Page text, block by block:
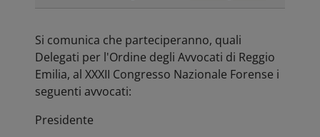
Si comunica che parteciperanno, quali
Delegati per l'Ordine degli Avvocati di Reggio
Emilia, al XXXII Congresso Nazionale Forense i
seguenti avvocati:
Presidente